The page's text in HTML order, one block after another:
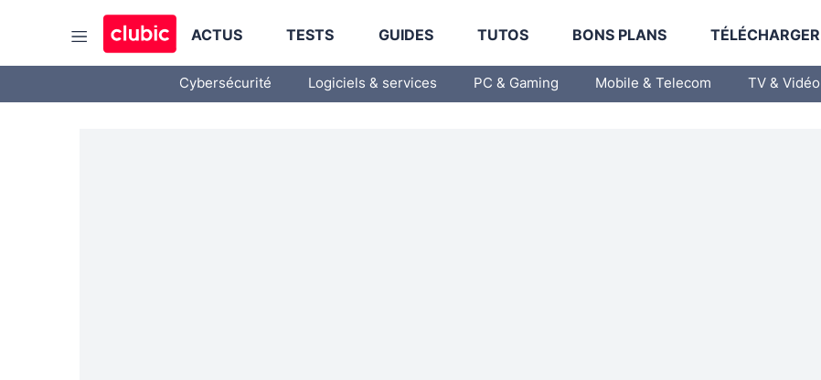
ACTUS TESTS GUIDES TUTOS BONS PLANS TÉLÉCHARGER
Cybersécurité Logiciels & services PC & Gaming Mobile & Telecom TV & Vidéo